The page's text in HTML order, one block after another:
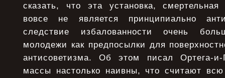
сказать, что эта установка, смертельная
вовсе не является принципиально
следствие избалованности очень
молодежи как предпосылки для
антисоветизма. Об этом писал Ортега-и-
массы настолько наивны, что считают